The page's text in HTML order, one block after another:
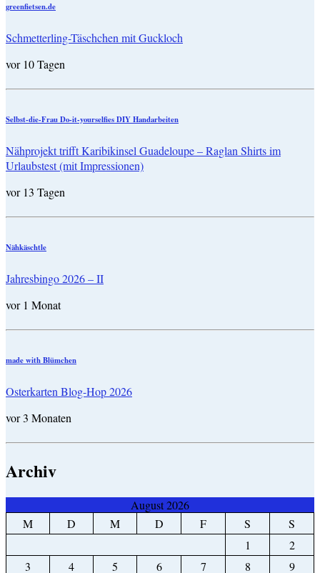
greenfietsen.de
Schmetterling-Täschchen mit Guckloch
vor 10 Tagen
Selbst-die-Frau Do-it-yourselfies DIY Handarbeiten
Nähprojekt trifft Karibikinsel Guadeloupe – Raglan Shirts im
Urlaubstest (mit Impressionen)
vor 13 Tagen
Nähkäschtle
Jahresbingo 2026 – II
vor 1 Monat
made with Blümchen
Osterkarten Blog-Hop 2026
vor 3 Monaten
Archiv
August 2026
M
D M D F S
S
1
2
3
4 5 6 7 8 9